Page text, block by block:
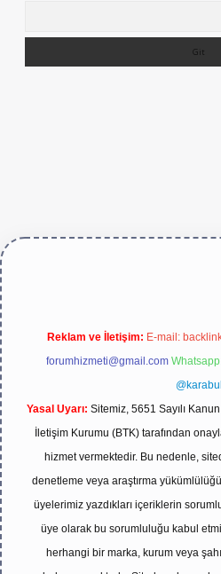
Reklam ve İletişim: E-mail:
forumhizmeti@gmail.com
@karabul
Yasal Uyarı: Sitemiz, 5651 Sayılı
İletişim Kurumu (BTK) tarafından
hizmet vermektedir. Bu nedenle,
denetleme veya araştırma
üyelerimiz yazdıkları içeriklerin
üye olarak bu sorumluluğu kabul
herhangi bir marka, kurum veya